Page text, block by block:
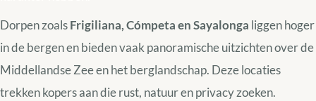
Dorpen zoalsFrigiliana, Cómpeta en Sayalonga liggen hoger
in de bergen en bieden vaak panoramische uitzichten over de
Middellandse Zee en het berglandschap. Deze locaties
trekken kopers aan die rust, natuur en privacy zoeken.